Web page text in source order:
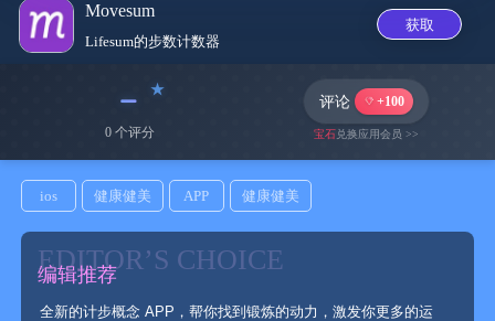
Movesum
Lifesum的步数计数器
获取
﹣
0 个评分
评论 +100
宝石兑换应用会员 >>
ios 健康健美 APP 健康健美
EDITOR’S CHOICE
编辑推荐
全新的计步概念 APP，帮你找到锻炼的动力，激发你更多的运